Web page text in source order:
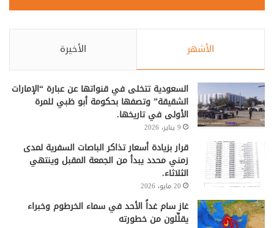
الأشهر الأخيرة
السعودية تتخلى في قنواتها عن عبارة “الإمارات
الشقيقة” وتصفها بحكومة أبو ظبي للمرة
الأولى في تاريخها.
9 يناير، 2026
قرار بزيادة أسعار تذاكر الباصات السفرية لمدى
زمني محدد يبدأ من الجمعة المقبل وينتهي
الثلاثاء.
20 مايو، 2026
غاز سام غداً الأحد في سماء الخرطوم وخبراء
يقلِّلون من خطورته